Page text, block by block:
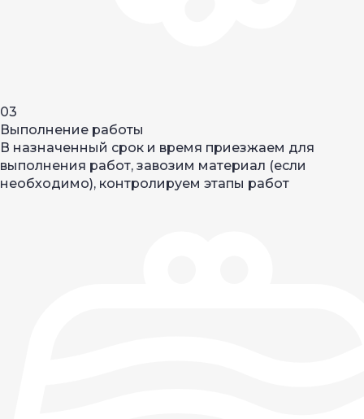
03
Выполнение работы
В назначенный срок и время приезжаем для
выполнения работ, завозим материал (если
необходимо), контролируем этапы работ